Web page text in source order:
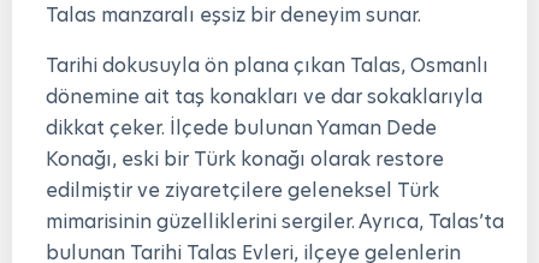
Talas manzaralı eşsiz bir deneyim sunar.
Tarihi dokusuyla ön plana çıkan Talas, Osmanlı
dönemine ait taş konakları ve dar sokaklarıyla
dikkat çeker. İlçede bulunan Yaman Dede
Konağı, eski bir Türk konağı olarak restore
edilmiştir ve ziyaretçilere geleneksel Türk
mimarisinin güzelliklerini sergiler. Ayrıca, Talas’ta
bulunan Tarihi Talas Evleri, ilçeye gelenlerin